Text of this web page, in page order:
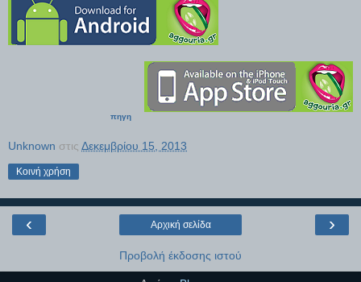
πηγη
Unknown στις Δεκεμβρίου 15, 2013
Κοινή χρήση
‹ ›
Αρχική σελίδα
Προβολή έκδοσης ιστού